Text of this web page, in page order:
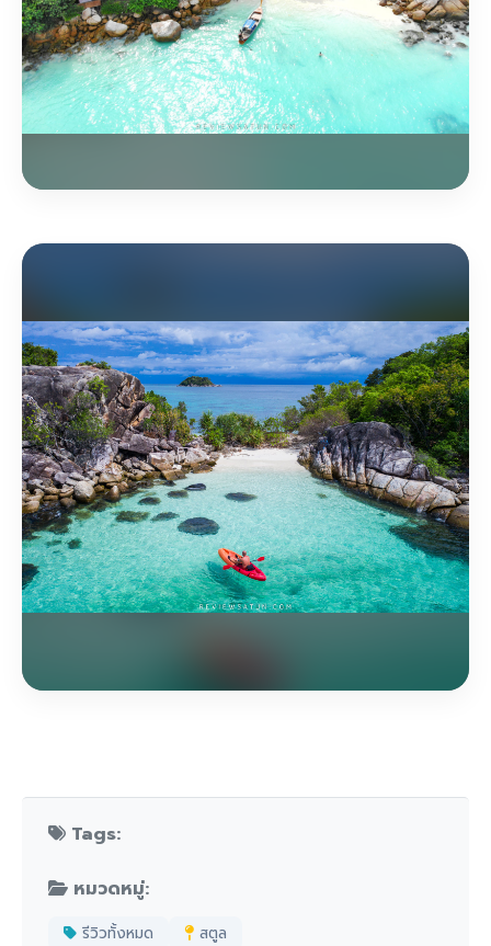
Tags:
หมวดหมู่:
รีวิวทั้งหมด สตูล